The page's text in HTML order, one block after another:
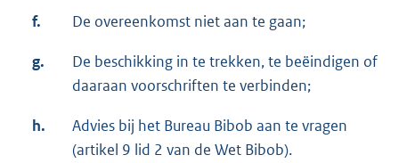
f. De overeenkomst niet aan te gaan;
g.
De beschikking in te trekken, te beëindigen of
daaraan voorschriften te verbinden;
h.
Advies bij het Bureau Bibob aan te vragen
(artikel 9 lid 2 van de Wet Bibob).